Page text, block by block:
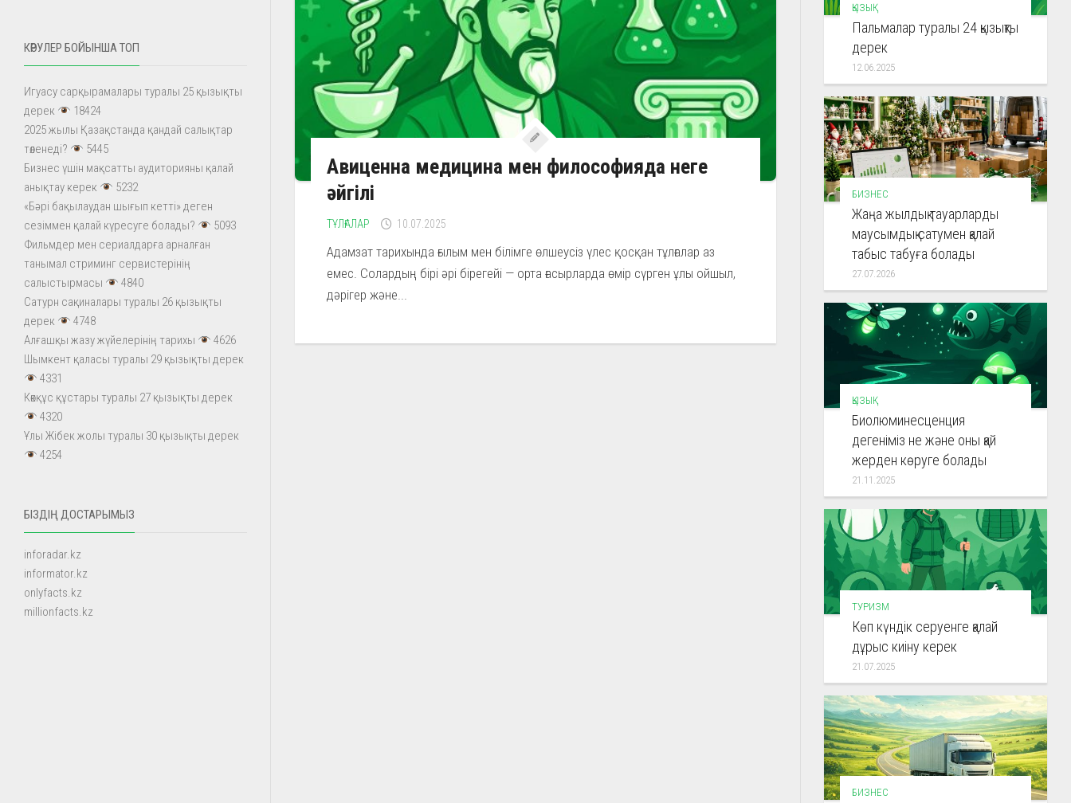
Авиценна медицина мен философияда неге
әйгілі
ТҰЛҒАЛАР 10.07.2025
Адамзат тарихында ғылым мен білімге өлшеусіз үлес қосқан тұлғалар аз
емес. Солардың бірі әрі бірегейі — орта ғасырларда өмір сүрген ұлы ойшыл,
дәрігер және...
КӨРУЛЕР БОЙЫНША ТОП
Игуасу сарқырамалары туралы 25 қызықты
дерек
18424
2025 жылы Қазақстанда қандай салықтар
төленеді?
5445
Бизнес үшін мақсатты аудиторияны қалай
анықтау керек
5232
«Бәрі бақылаудан шығып кетті» деген
сезіммен қалай күресуге болады?
5093
Фильмдер мен сериалдарға арналған
танымал стриминг сервистерінің
салыстырмасы
4840
Сатурн сақиналары туралы 26 қызықты
дерек
4748
Алғашқы жазу жүйелерінің тарихы
4626
Шымкент қаласы туралы 29 қызықты дерек
4331
Көкқұс құстары туралы 27 қызықты дерек
4320
Ұлы Жібек жолы туралы 30 қызықты дерек
4254
БІЗДІҢ ДОСТАРЫМЫЗ
inforadar.kz
informator.kz
onlyfacts.kz
millionfacts.kz
ҚЫЗЫҚ
Пальмалар туралы 24 қызықты
дерек
12.06.2025
БИЗНЕС
Жаңа жылдық тауарларды
маусымдық сатумен қалай
табыс табуға болады
27.07.2026
ҚЫЗЫҚ
Биолюминесценция
дегеніміз не және оны қай
жерден көруге болады
21.11.2025
ТУРИЗМ
Көп күндік серуенге қалай
дұрыс киіну керек
21.07.2025
БИЗНЕС